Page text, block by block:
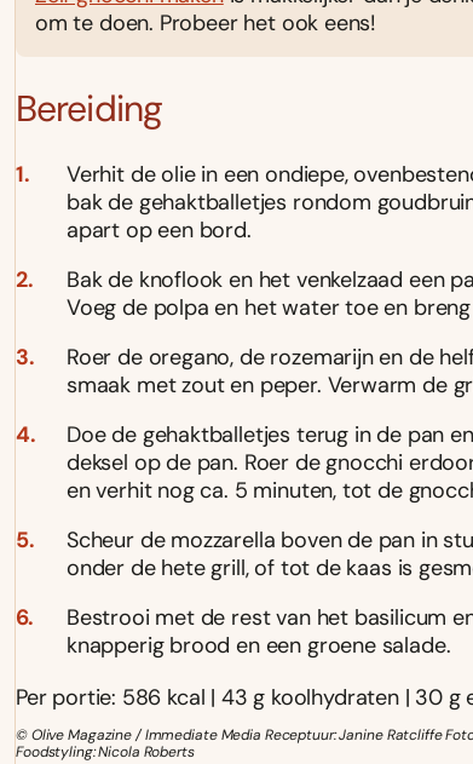
om te doen. Probeer het ook eens!
Bereiding
Verhit de olie in een ondiepe,
bak de gehaktballetjes rondom
apart op een bord.
Bak de knoflook en het venkelzaad een
Voeg de polpa en het water toe en
Roer de oregano, de rozemarijn en de
smaak met zout en peper. Verwarm de
Doe de gehaktballetjes terug in de pan
deksel op de pan. Roer de gnocchi
en verhit nog ca. 5 minuten, tot de
Scheur de mozzarella boven de pan in
onder de hete grill, of tot de kaas is
Bestrooi met de rest van het basilicum
knapperig brood en een groene salade.
Per portie: 586 kcal | 43 g koolhydraten | 30 g
© Olive Magazine / Immediate Media Receptuur: Janine Ratcliffe
Foodstyling: Nicola Roberts